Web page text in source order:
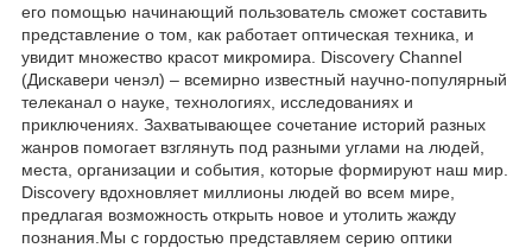
его помощью начинающий пользователь сможет составить
представление о том, как работает оптическая техника, и
увидит множество красот микромира. Discovery Channel
(Дискавери ченэл) – всемирно известный научно-популярный
телеканал о науке, технологиях, исследованиях и
приключениях. Захватывающее сочетание историй разных
жанров помогает взглянуть под разными углами на людей,
места, организации и события, которые формируют наш мир.
Discovery вдохновляет миллионы людей во всем мире,
предлагая возможность открыть новое и утолить жажду
познания.Мы с гордостью представляем серию оптики